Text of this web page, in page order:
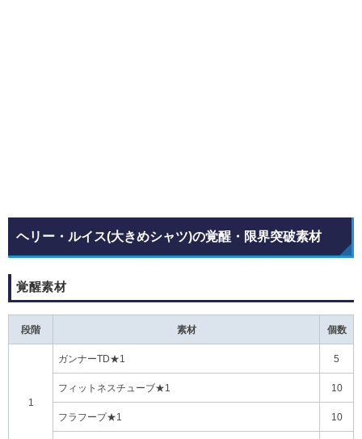
ヘリー・ルイス(大きめシャツ)の覚醒・限界突破素材
覚醒素材
段階 素材 個数
1
ガンナーTD★1 5
フィットネスチューブ★1 10
フラフープ★1 10